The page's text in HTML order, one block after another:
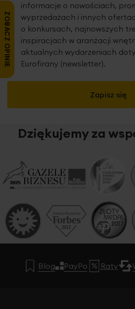
Zapisz się
informacje o nowościach,
wyprzedażach i innych
o konkursach, najnowszych
inspiracjach w aranżacji
aktualnych wydarzeniach
Eurofirany (newsletter).
Dziękujemy za
Blog PayPo Raty
ZOBACZ OPINIE